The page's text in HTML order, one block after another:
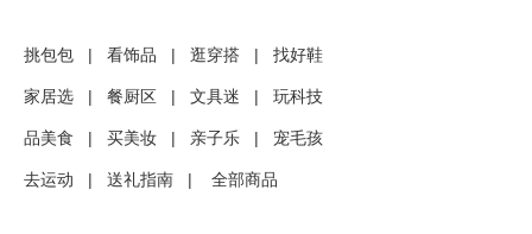
挑包包 | 看饰品 | 逛穿搭 | 找好鞋
家居选 | 餐厨区 | 文具迷 | 玩科技
品美食 | 买美妆 | 亲子乐 | 宠毛孩
去运动 | 送礼指南 | 全部商品